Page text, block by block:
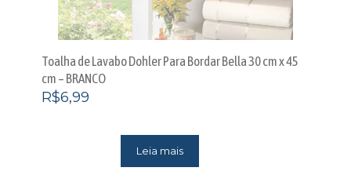
Toalha de Lavabo Dohler Para Bordar Bella 30 cm x 45
cm – BRANCO
R$6,99
Leia mais